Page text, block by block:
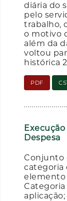
diária do
pelo
trabalho,
o motivo
além da
voltou
histórica
PDF
Despesa
Conjunto
categoria
elemento